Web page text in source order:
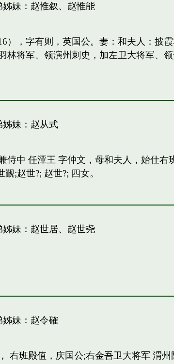
妹： 赵惟叙、 赵惟能
），字有则，英国公。妻：和夫人：披
林将军、领演州刺史，加左卫大将军、
妹： 赵从式
侍中 任潭王 字仲文，母和夫人，始仕
;赵世?; 赵世?; 四女。
妹： 赵世居、 赵世尧
妹： 赵令確
右班殿值，庆国公;右金吾卫大将军 渭州